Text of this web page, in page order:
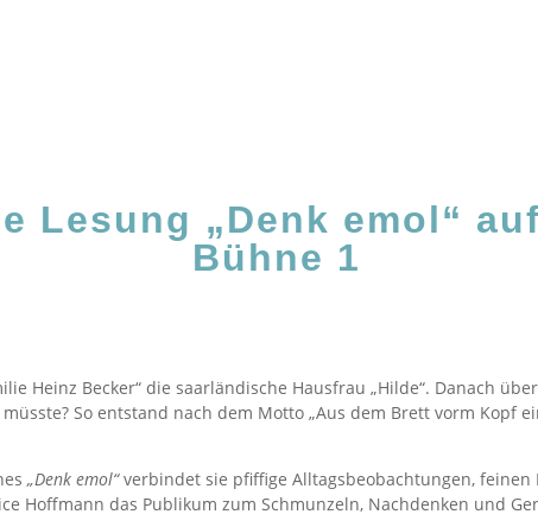
Lesung „Denk emol“
Bühne 1
Heinz Becker“ die saarländische Hausfrau „Hilde“. Danach
So entstand nach dem Motto „Aus dem Brett vorm Kopf
„Denk emol“verbindet sie pfiffige Alltagsbeobachtungen,
Hoffmann das Publikum zum Schmunzeln, Nachdenken und